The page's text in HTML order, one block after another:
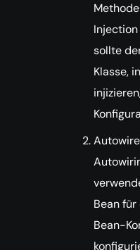
sollte
Klasse,
Bean
Bean-